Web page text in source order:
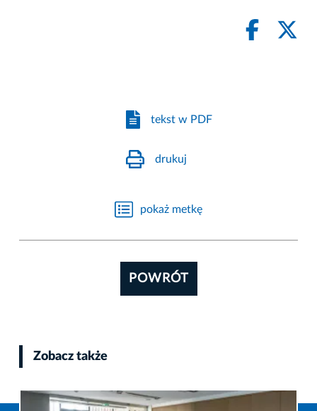
tekst w PDF
drukuj
pokaż metkę
POWRÓT
Zobacz także